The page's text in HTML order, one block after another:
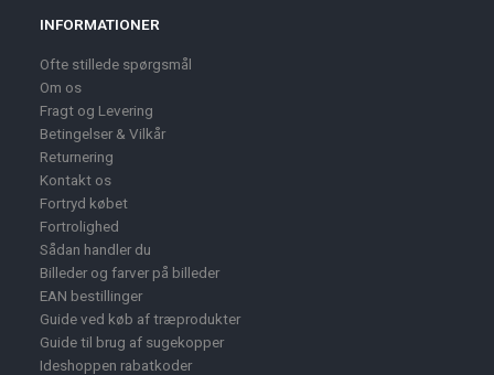
INFORMATIONER
Ofte stillede spørgsmål
Om os
Fragt og Levering
Betingelser & Vilkår
Returnering
Kontakt os
Fortryd købet
Fortrolighed
Sådan handler du
Billeder og farver på billeder
EAN bestillinger
Guide ved køb af træprodukter
Guide til brug af sugekopper
Ideshoppen rabatkoder